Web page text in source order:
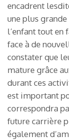
encadrent
une plus
l’enfant tout en
face à de
constater que
mature grâce
durant ces
est important
correspondra
future carrière
également